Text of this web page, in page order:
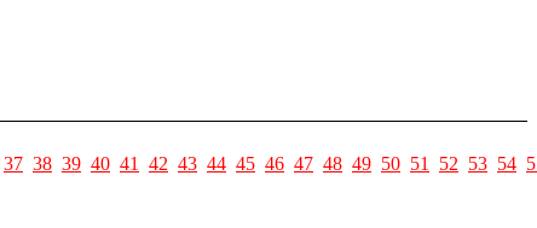
37 38 39 40 41 42 43 44 45 46 47 48 49 50 51 52 53 54